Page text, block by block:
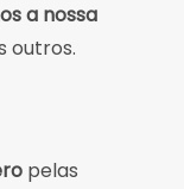
a nossa
outros.
pelas